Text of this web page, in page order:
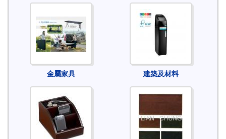
金屬家具 建築及材料